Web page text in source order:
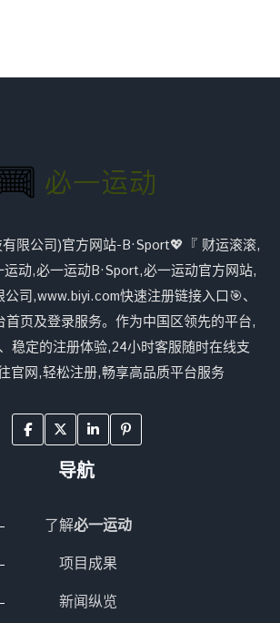
限公司)官方网站-B·Sport💖『 财运滚滚,
动,必一运动B·Sport,必一运动官方网站,
司,www.biyi.com快速注册链接入口🎯、
首页及登录服务。作为中国区领先的平台,
稳定的注册体验,24小时客服随时在线支
官网,轻松注册,畅享高品质平台服务
导航
了解必一运动
项目成果
新闻纵览